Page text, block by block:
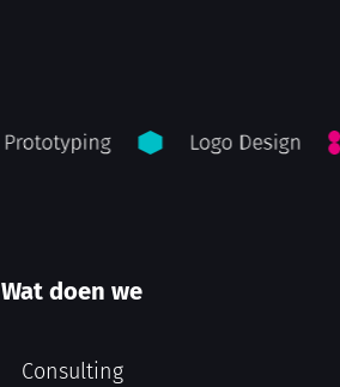
Wat doen we
Consulting